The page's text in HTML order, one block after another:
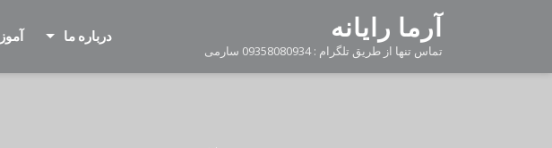
آرما رایانه
تماس تنها از طریق تلگرام : 09358080934 سارمی
درباره ما